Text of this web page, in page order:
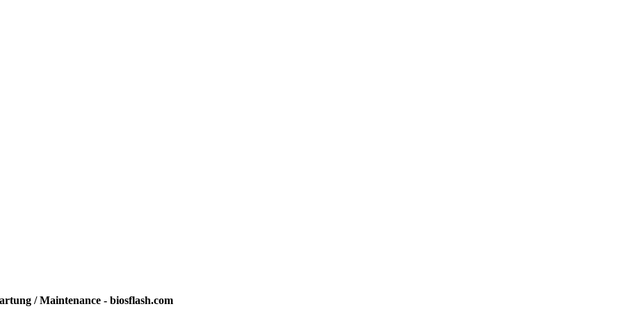
/ Maintenance - biosflash.com